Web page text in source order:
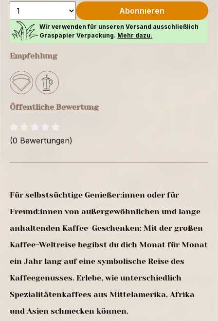
Abonnieren
Wir verwenden für unseren Versand ausschließlich
Graspapier Verpackung. Mehr dazu.
Empfehlung
Öffentliche Bewertung
(0 Bewertungen)
Für selbstsüchtige Genießer:innen oder für
Freund:innen von außergewöhnlichen und lange
anhaltenden Kaffee-Geschenken: Mit der großen
Kaffee-Weltreise begibst du dich Monat für Monat
ein Jahr lang auf eine symbolische Reise des
Kaffeegenusses. Erlebe, wie unterschiedlich
Spezialitätenkaffees aus Mittelamerika, Afrika
und Asien schmecken können.